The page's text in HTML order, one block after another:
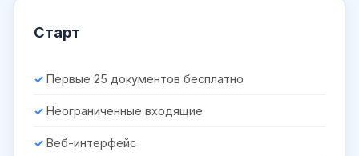
Старт
Первые 25 документов бесплатно
Неограниченные входящие
Веб-интерфейс